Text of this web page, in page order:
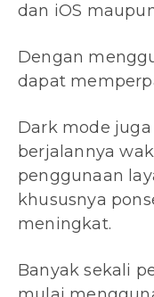
dan iOS
Dengan
dapat
Dark mode
berjalannya
penggunaan
khususnya
meningkat.
Banyak sekali